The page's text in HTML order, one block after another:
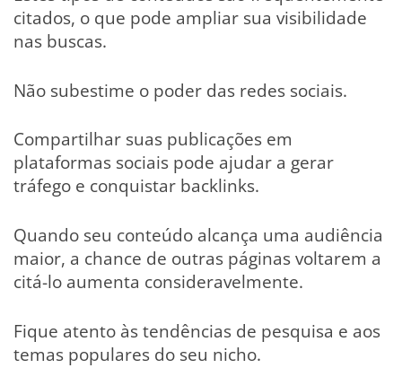
citados, o que pode ampliar sua visibilidade
nas buscas.
Não subestime o poder das redes sociais.
Compartilhar suas publicações em
plataformas sociais pode ajudar a gerar
tráfego e conquistar backlinks.
Quando seu conteúdo alcança uma audiência
maior, a chance de outras páginas voltarem a
citá-lo aumenta consideravelmente.
Fique atento às tendências de pesquisa e aos
temas populares do seu nicho.